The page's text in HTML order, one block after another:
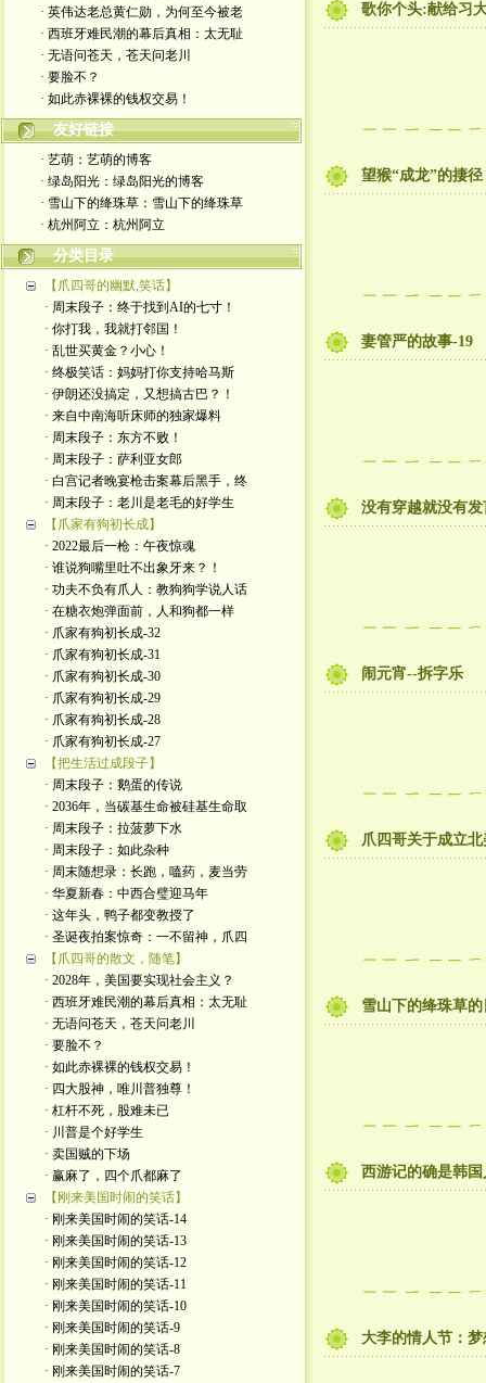
· 英伟达老总黄仁勋，为何至今被老
· 西班牙难民潮的幕后真相：太无耻
· 无语问苍天，苍天问老川
· 要脸不？
· 如此赤裸裸的钱权交易！
友好链接
· 艺萌：艺萌的博客
· 绿岛阳光：绿岛阳光的博客
· 雪山下的绛珠草：雪山下的绛珠草
· 杭州阿立：杭州阿立
分类目录
【爪四哥的幽默,笑话】
· 周末段子：终于找到AI的七寸！
· 你打我，我就打邻国！
· 乱世买黄金？小心！
· 终极笑话：妈妈打你支持哈马斯
· 伊朗还没搞定，又想搞古巴？！
· 来自中南海听床师的独家爆料
· 周末段子：东方不败！
· 周末段子：萨利亚女郎
· 白宫记者晚宴枪击案幕后黑手，终
· 周末段子：老川是老毛的好学生
【爪家有狗初长成】
· 2022最后一枪：午夜惊魂
· 谁说狗嘴里吐不出象牙来？！
· 功夫不负有爪人：教狗狗学说人话
· 在糖衣炮弹面前，人和狗都一样
· 爪家有狗初长成-32
· 爪家有狗初长成-31
· 爪家有狗初长成-30
· 爪家有狗初长成-29
· 爪家有狗初长成-28
· 爪家有狗初长成-27
【把生活过成段子】
· 周末段子：鹅蛋的传说
· 2036年，当碳基生命被硅基生命取
· 周末段子：拉菠萝下水
· 周末段子：如此杂种
· 周末随想录：长跑，嗑药，麦当劳
· 华夏新春：中西合璧迎马年
· 这年头，鸭子都变教授了
· 圣诞夜拍案惊奇：一不留神，爪四
【爪四哥的散文，随笔】
· 2028年，美国要实现社会主义？
· 西班牙难民潮的幕后真相：太无耻
· 无语问苍天，苍天问老川
· 要脸不？
· 如此赤裸裸的钱权交易！
· 四大股神，唯川普独尊！
· 杠杆不死，股难未已
· 川普是个好学生
· 卖国贼的下场
· 赢麻了，四个爪都麻了
【刚来美国时闹的笑话】
· 刚来美国时闹的笑话-14
· 刚来美国时闹的笑话-13
· 刚来美国时闹的笑话-12
· 刚来美国时闹的笑话-11
· 刚来美国时闹的笑话-10
· 刚来美国时闹的笑话-9
· 刚来美国时闹的笑话-8
· 刚来美国时闹的笑话-7
歌你个头:献给习
望猴“成龙”的捿径
妻管严的故事-19
没有穿越就没有
闹元宵--拆字乐
爪四哥关于成立
雪山下的绛珠草的
西游记的确是韩
大李的情人节：